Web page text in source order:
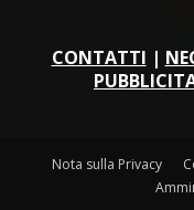
CONTATTI |
Nota sulla Privacy